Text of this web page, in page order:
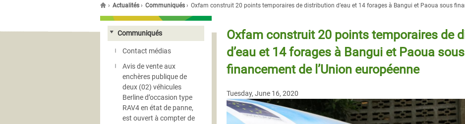
You are here
› Actualités › Communiqués › Oxfam construit 20 points temporaires de distribution d’eau et 14 forages à Bangui et Paoua sous
Oxfam construit 20 points temporaires de
d’eau et 14 forages à Bangui et Paoua sous
financement de l’Union européenne
Tuesday, June 16, 2020
Communiqués
Contact médias
Avis de vente aux
enchères publique de
deux (02) véhicules
Berline d’occasion type
RAV4 en état de panne,
est ouvert à compter de